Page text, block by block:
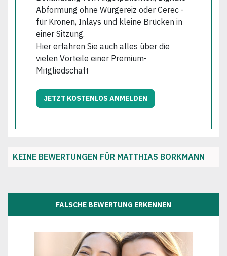
Abformung ohne Würgereiz oder Cerec -
für Kronen, Inlays und kleine Brücken in
einer Sitzung.
Hier erfahren Sie auch alles über die
vielen Vorteile einer Premium-
Mitgliedschaft
JETZT KOSTENLOS ANMELDEN
KEINE BEWERTUNGEN FÜR MATTHIAS BORKMANN
FALSCHE BEWERTUNG ERKENNEN